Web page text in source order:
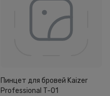
Пинцет для бровей Kaizer
Professional T-01